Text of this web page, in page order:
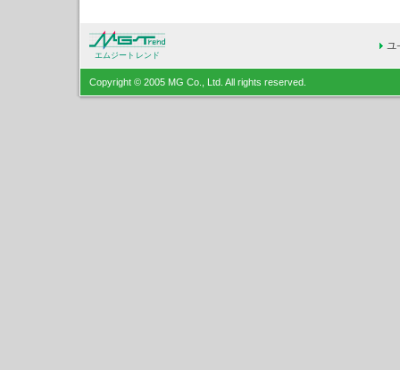
エムジートレンド
Copyright © 2005 MG Co., Ltd. All rights reserved.